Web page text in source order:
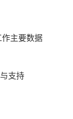
主要数据
支持